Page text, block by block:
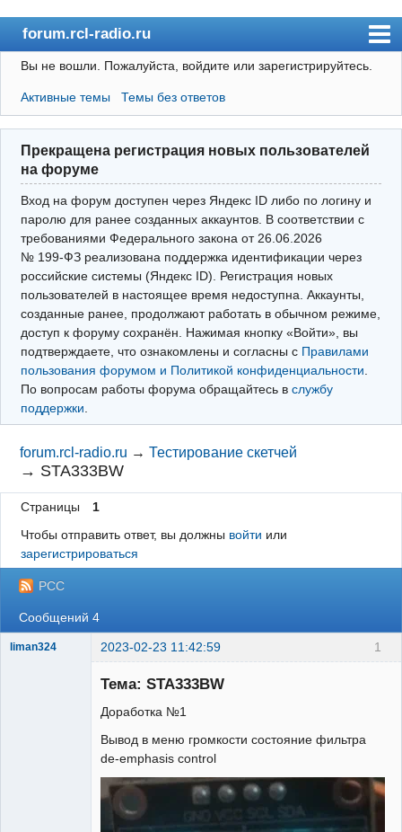
forum.rcl-radio.ru
rcl-radio.ru
Форум
Пользователи
Правила
Поиск
Вход(логин\пароль)
Войти через Яндекс ID
Выйти
Вы не вошли. Пожалуйста, войдите или зарегистрируйтесь.
Активные темы Темы без ответов
Прекращена регистрация новых пользователей
на форуме
Вход на форум доступен через Яндекс ID либо по логину и
паролю для ранее созданных аккаунтов. В соответствии с
требованиями Федерального закона от 26.06.2026
№ 199‑ФЗ реализована поддержка идентификации через
российские системы (Яндекс ID). Регистрация новых
пользователей в настоящее время недоступна. Аккаунты,
созданные ранее, продолжают работать в обычном режиме,
доступ к форуму сохранён. Нажимая кнопку «Войти», вы
подтверждаете, что ознакомлены и согласны с Правилами
пользования форумом и Политикой конфиденциальности
По вопросам работы форума обращайтесь в службу
поддержки
forum.rcl-radio.ru →Тестирование скетчей
→ STA333BW
Страницы
1
Чтобы отправить ответ, вы должны войти или
зарегистрироваться
РСС
Сообщений 4
1
liman324 2023-02-23 11:42:59
Тема: STA333BW
Доработка №1
Вывод в меню громкости состояние фильтра
de-emphasis control